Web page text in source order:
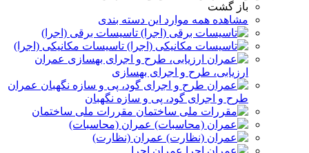
باز گشت
مشاهده همه موارد این دسته بندی
تاسیسات برقی (اجرا)
تاسیسات مکانیکی (اجرا)
عمران
ارزیابی، طرح و اجرای بهسازی
عمران
طرح و اجرای گود، پی و سازه نگهبان
مقررات ملی ساختمان
عمران (محاسبات)
عمران (نظارت)
عمران اجرا